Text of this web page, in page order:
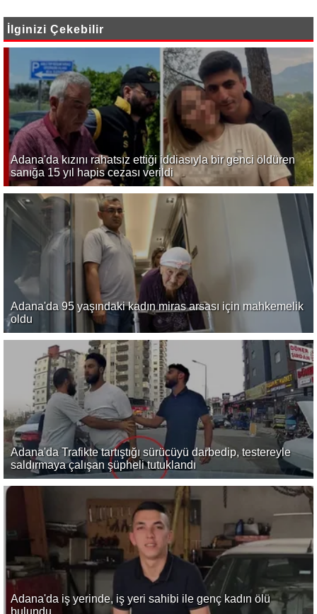
İlginizi Çekebilir
Adana'da kızını rahatsız ettiği iddiasıyla bir genci öldüren
sanığa 15 yıl hapis cezası verildi
Adana'da 95 yaşındaki kadın miras arsası için mahkemelik
oldu
Adana'da Trafikte tartıştığı sürücüyü darbedip, testereyle
saldırmaya çalışan şüpheli tutuklandı
Adana'da iş yerinde, iş yeri sahibi ile genç kadın ölü
bulundu